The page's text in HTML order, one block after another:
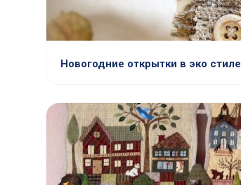
Новогодние открытки в эко стиле